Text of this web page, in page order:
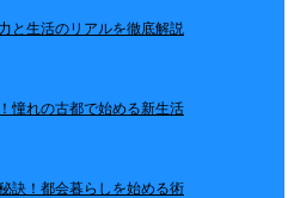
と生活のリアルを徹底解説
憧れの古都で始める新生活
訣！都会暮らしを始める術